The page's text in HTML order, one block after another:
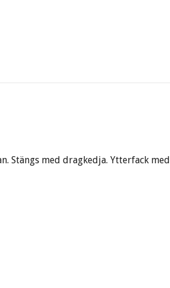
Stängs med dragkedja. Ytterfack med